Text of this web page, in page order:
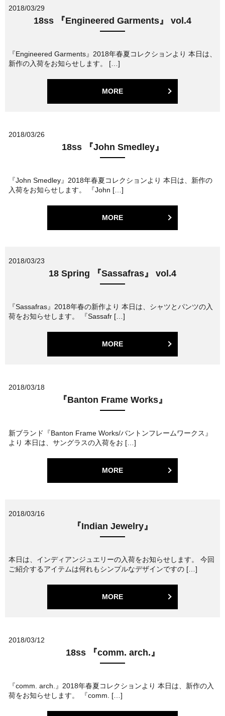
2018/03/29
18ss 『Engineered Garments』 vol.4
『Engineered Garments』2018年春夏コレクションより 本日は、
新作の入荷をお知らせします。 […]
MORE
2018/03/26
18ss 『John Smedley』
『John Smedley』2018年春夏コレクションより 本日は、新作の
入荷をお知らせします。 『John […]
MORE
2018/03/23
18 Spring 『Sassafras』 vol.4
『Sassafras』2018年春の新作より 本日は、シャツとパンツの入
荷をお知らせします。 『Sassafr […]
MORE
2018/03/18
『Banton Frame Works』
新ブランド『Banton Frame Works/バントンフレームワークス』
より 本日は、サングラスの入荷をお […]
MORE
2018/03/16
『Indian Jewelry』
本日は、インディアンジュエリーの入荷をお知らせします。 今回
ご紹介するアイテムは何れもシンプルなデザインですの […]
MORE
2018/03/12
18ss 『comm. arch.』
『comm. arch.』2018年春夏コレクションより 本日は、新作の入
荷をお知らせします。 『comm. […]